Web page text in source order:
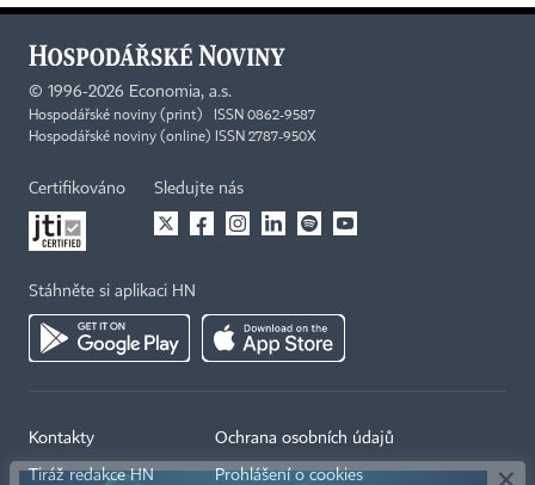
© 1996-2026 Economia, a.s.
Hospodářské noviny (print) ISSN 0862-9587
Hospodářské noviny (online) ISSN 2787-950X
Certifikováno Sledujte nás
Stáhněte si aplikaci HN
Kontakty
Tiráž redakce HN
Ochrana osobních údajů
Prohlášení o cookies